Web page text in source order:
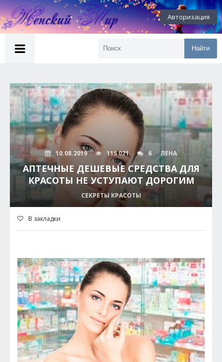
Авторизация
Найти
10.08.2019 115 021 6 ЛЕНА
АПТЕЧНЫЕ ДЕШЕВЫЕ СРЕДСТВА ДЛЯ
КРАСОТЫ НЕ УСТУПАЮТ ДОРОГИМ
СЕКРЕТЫ КРАСОТЫ
В закладки